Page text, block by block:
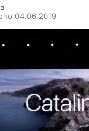
04.06.2019